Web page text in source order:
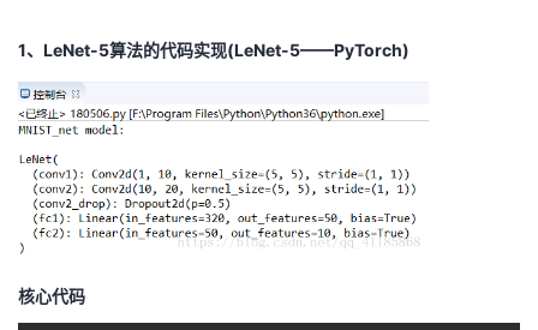
1、LeNet-5算法的代码实现(LeNet-5——PyTorch)
核心代码